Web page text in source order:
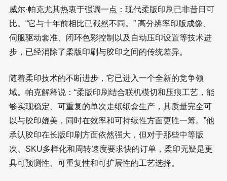
威尔·帕克尤其热衷于强调一点：现代柔版印刷已非昔日可
比。“它与十年前相比已截然不同。” 高分辨率印版成像、
伺服驱动套准、闭环色彩控制以及自动压印设置等技术进
步，已经消除了柔版印刷与胶印之间的传统差异。
随着柔印技术的不断进步，它已进入一个全新的竞争领
域。帕克解释说：“柔版印刷结合联机模切和压痕工艺，能
够实现稳定、可重复的单次走纸纸盒生产，其质量完全可
以与胶印媲美，同时在效率和可持续性方面更胜一筹。”他
承认胶印在长版印刷方面依然强大，但对于那些中等版
次、SKU多样化和周转速度要求快的订单，柔印无疑是更
具可预测性、可重复性和可扩展性的工艺选择。